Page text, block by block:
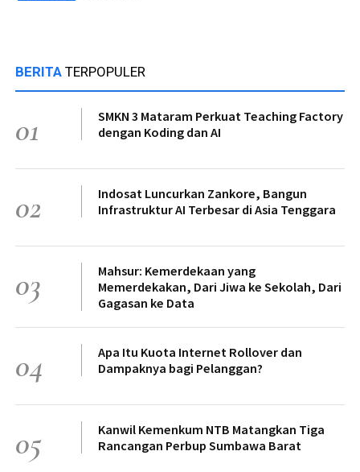
BERITA TERPOPULER
01
SMKN 3 Mataram Perkuat Teaching Factory
dengan Koding dan AI
02
Indosat Luncurkan Zankore, Bangun
Infrastruktur AI Terbesar di Asia Tenggara
03
Mahsur: Kemerdekaan yang
Memerdekakan, Dari Jiwa ke Sekolah, Dari
Gagasan ke Data
04
Apa Itu Kuota Internet Rollover dan
Dampaknya bagi Pelanggan?
05
Kanwil Kemenkum NTB Matangkan Tiga
Rancangan Perbup Sumbawa Barat